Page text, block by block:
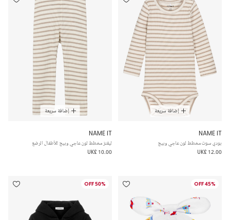
إضافة سريعة
NAME IT
بودي سوت مخطط لون عاجي وبيج
UK£ 12.00
إضافة سريعة
NAME IT
ليقنز مخطط لون عاجي وبيج للأطفال الرضع
UK£ 10.00
45% OFF
50% OFF